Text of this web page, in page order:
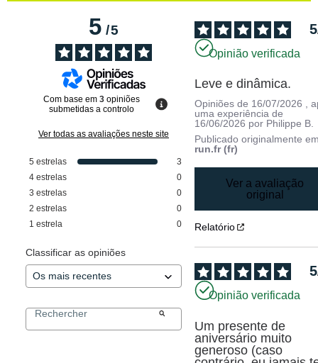
5/5
Com base em 3 opiniões
submetidas a controlo
Ver todas as avaliações neste site
5 estrelas
3
4 estrelas
0
3 estrelas
0
2 estrelas
0
1 estrela 0
Classificar as opiniões
5
Opinião verificada
Leve e dinâmica.
Opiniões de 16/07/2026
,
uma experiência de
16/06/2026 por Philippe B.
Publicado originalmente
run.fr (fr)
Ver a avaliação
original
Relatório
5
Opinião verificada
Um presente de
aniversário muito
generoso (caso